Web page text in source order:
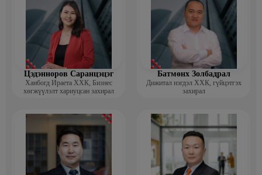
Цэдэнноров Саранцэцэг
Ханбогд Ираета ХХК, Бизнес
хөгжүүлэлт хариуцсан захирал
Батмөнх Золбадрал
Дижитал нэгдэл ХХК, гүйцэтгэх
захирал